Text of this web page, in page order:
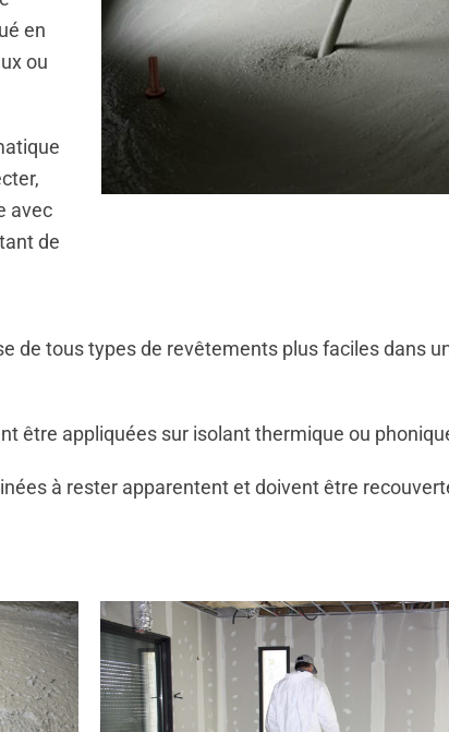
en
ou
avec
de
de tous types de revêtements plus faciles dans
être appliquées sur isolant thermique ou
à rester apparentent et doivent être